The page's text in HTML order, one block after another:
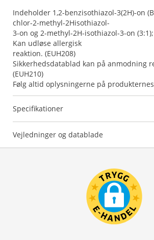
Indeholder 1,2-benzisothiazol-3(2H)-on
chlor-2-methyl-2Hisothiazol-
3-on og 2-methyl-2H-isothiazol-3-on (3:1);
Kan udløse allergisk
reaktion. (EUH208)
Sikkerhedsdatablad kan på anmodning
(EUH210)
Følg altid oplysningerne på
Specifikationer
Vejledninger og datablade